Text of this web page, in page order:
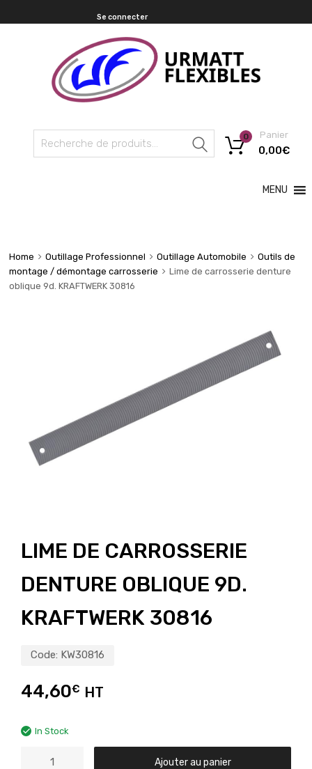
Se connecter
Recherche
Panier
0,00€
0
MENU
Home Outillage Professionnel Outillage Automobile
Outils de
montage / démontage carrosserie
Lime de carrosserie denture
oblique 9d. KRAFTWERK 30816
LIME DE CARROSSERIE
DENTURE OBLIQUE 9D.
KRAFTWERK 30816
Code: KW30816
44,60€ HT
In Stock
Ajouter au panier